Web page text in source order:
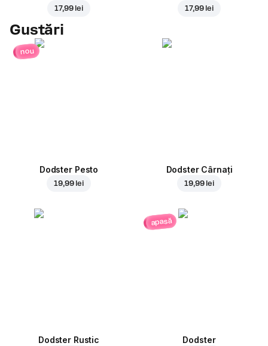
17,99 lei 17,99 lei
Gustări
nou
Dodster Pesto
19,99 lei
Dodster Cârnați
19,99 lei
Dodster Rustic
apasă
Dodster